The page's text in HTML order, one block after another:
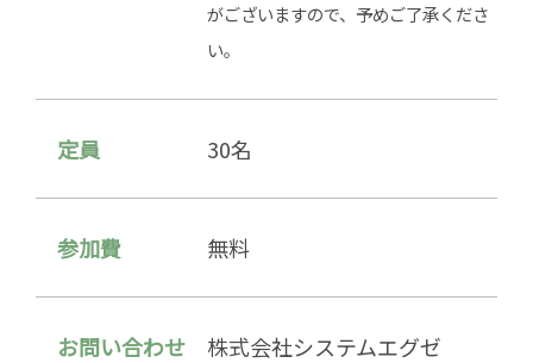
がございますので、予めご了承くださ
い。
定員 30名
参加費 無料
お問い合わせ
株式会社システムエグゼ